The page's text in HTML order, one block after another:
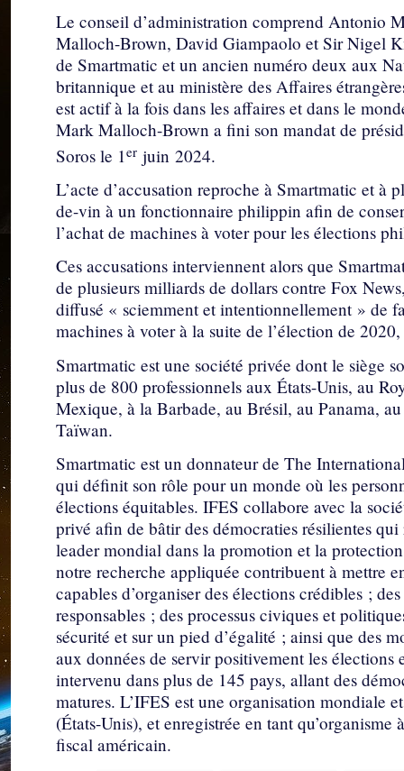
Le conseil d’administration comprend Antonio
Malloch-Brown, David Giampaolo et Sir Nigel
de Smartmatic et un ancien numéro deux aux
britannique et au ministère des Affaires
est actif à la fois dans les affaires et dans le
Mark Malloch-Brown a fini son mandat de
Soros le 1 er juin 2024.
L’acte d’accusation reproche à Smartmatic et à
de-vin à un fonctionnaire philippin afin de
l’achat de machines à voter pour les élections
Ces accusations interviennent alors que
de plusieurs milliards de dollars contre Fox
diffusé « sciemment et intentionnellement » de
machines à voter à la suite de l’élection de
Smartmatic est une société privée dont le siège
plus de 800 professionnels aux États-Unis, au
Mexique, à la Barbade, au Brésil, au Panama,
Taïwan.
Smartmatic est un donnateur de The
qui définit son rôle pour un monde où les
élections équitables. IFES collabore avec la
privé afin de bâtir des démocraties résilientes
leader mondial dans la promotion et la
notre recherche appliquée contribuent à mettre
capables d’organiser des élections crédibles ;
responsables ; des processus civiques et
sécurité et sur un pied d’égalité ; ainsi que des
aux données de servir positivement les
intervenu dans plus de 145 pays, allant des
matures. L’IFES est une organisation mondiale
(États-Unis), et enregistrée en tant
fiscal américain.